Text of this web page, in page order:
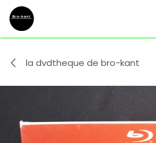
Se rendre au contenu
la dvdtheque de bro-kant